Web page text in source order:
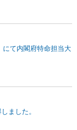
にて内閣府特命担当大
ました。